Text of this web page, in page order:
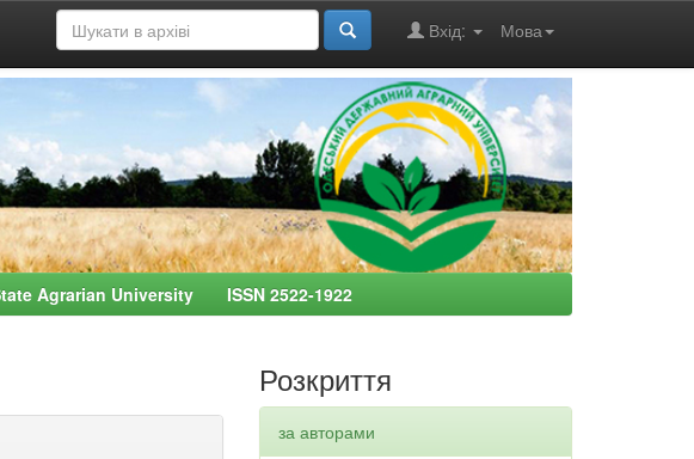
Мова
Вхід:
Agrarian University ISSN 2522-1922
Розкриття
за авторами